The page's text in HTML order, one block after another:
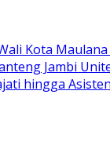
Kota
Jambi
hingga